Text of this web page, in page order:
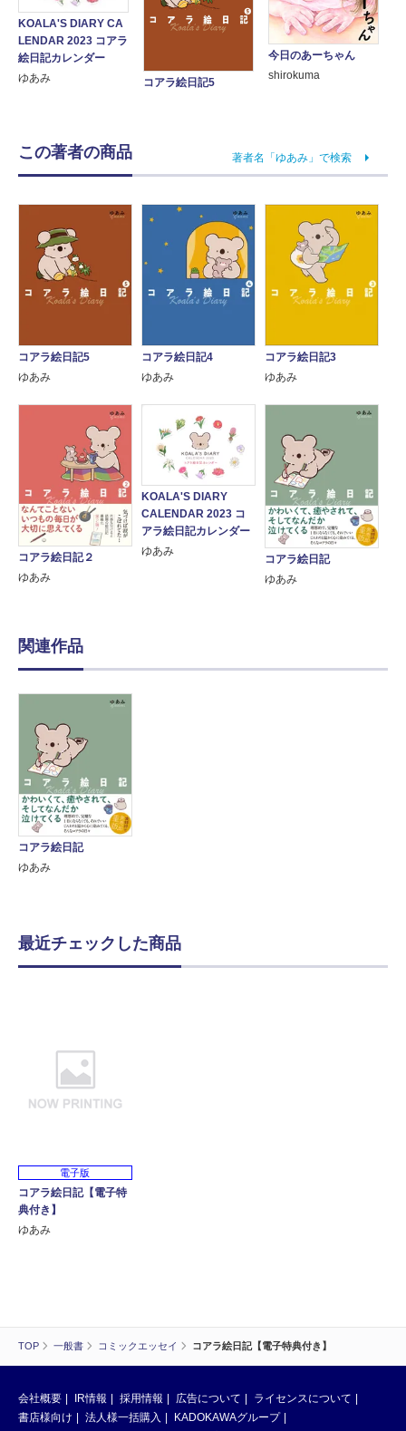
TOP 一般書 コミックエッセイ コアラ絵日記【電子特典付き】
KOALA'S DIARY CA
LENDAR 2023 コアラ
絵日記カレンダー
ゆあみ
コアラ絵日記5
今日のあーちゃん
shirokuma
この著者の商品 著者名「ゆあみ」で検索
コアラ絵日記5
ゆあみ
コアラ絵日記4
ゆあみ
コアラ絵日記3
ゆあみ
コアラ絵日記２
ゆあみ
KOALA'S DIARY
CALENDAR 2023 コ
アラ絵日記カレンダー
ゆあみ
コアラ絵日記
ゆあみ
関連作品
コアラ絵日記
ゆあみ
最近チェックした商品
電子版
コアラ絵日記【電子特
典付き】
ゆあみ
会社概要 IR情報 採用情報 広告について
ライセンスについて
書店様向け
法人様一括購入
KADOKAWAグループ